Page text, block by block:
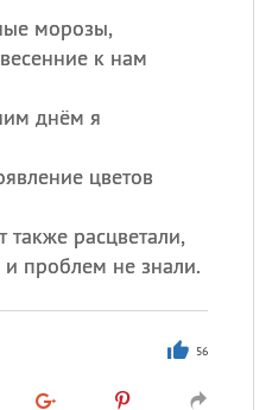
морозы,
к нам
днём я
цветов
расцветали,
проблем не знали.
56